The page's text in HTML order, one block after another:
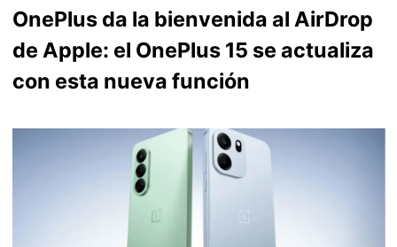
OnePlus da la bienvenida al AirDrop
de Apple: el OnePlus 15 se actualiza
con esta nueva función